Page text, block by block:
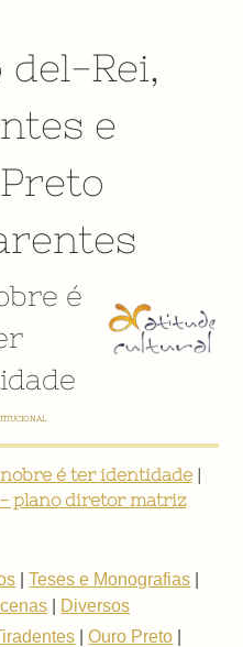
del-Rei,
e
é
é ter identidade|
plano diretor matriz
|Teses e Monografias
Diversos
|Ouro Preto